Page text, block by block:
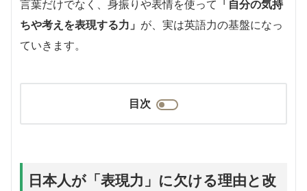
言葉だけでなく、身振りや表情を使って 「自分の気持
ちや考えを表現する力」 が、実は英語力の基盤になっ
ていきます。
目次
日本人が「表現力」に欠ける理由と改